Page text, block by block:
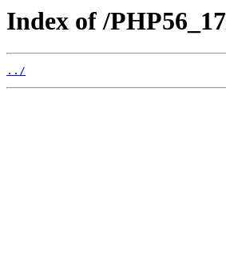
Index of /
../